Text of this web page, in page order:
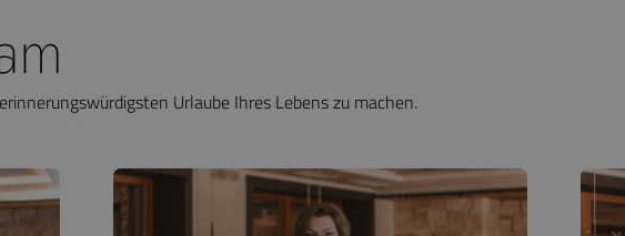
Urlaube Ihres Lebens zu machen.